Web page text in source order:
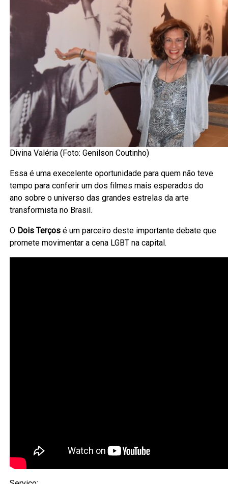
Divina Valéria (Foto: Genilson Coutinho)
Essa é uma execelente oportunidade para quem não teve
tempo para conferir um dos filmes mais esperados do
ano sobre o universo das grandes estrelas da arte
transformista no Brasil.
O Dois Terços é um parceiro deste importante debate que
promete movimentar a cena LGBT na capital.